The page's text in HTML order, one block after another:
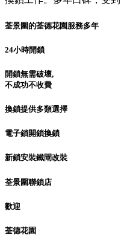
荃景圍的荃德花園服務多年
24小時開鎖
開鎖無需破壞,
不成功不收費
換鎖提供多類選擇
電子鎖開鎖換鎖
新鎖安裝鐵閘改裝
荃景圍聯鎖店
歡迎
荃德花園